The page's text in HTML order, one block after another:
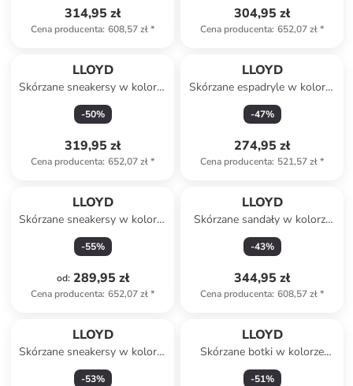
314,95 zł
Cena producenta: 608,57 zł*
304,95 zł
Cena producenta: 652,07 zł*
LLOYD
Skórzane sneakersy w kolorze
białym
-50%
319,95 zł
Cena producenta: 652,07 zł*
LLOYD
Skórzane espadryle w kolorze
błękitnym
-47%
274,95 zł
Cena producenta: 521,57 zł*
LLOYD
Skórzane sneakersy w kolorze
fioletowo-białym
-55%
od: 289,95 zł
Cena producenta: 652,07 zł*
LLOYD
Skórzane sandały w kolorze
czarnym
-43%
344,95 zł
Cena producenta: 608,57 zł*
LLOYD
Skórzane sneakersy w kolorze
biało-beżowym
-53%
LLOYD
Skórzane botki w kolorze
czarnym
-51%